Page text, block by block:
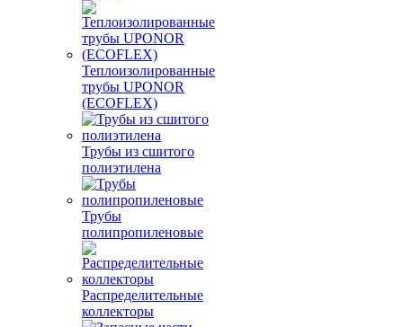
Теплоизолированные
трубы UPONOR
(ECOFLEX)
Трубы из сшитого
полиэтилена
Трубы
полипропиленовые
Распределительные
коллекторы